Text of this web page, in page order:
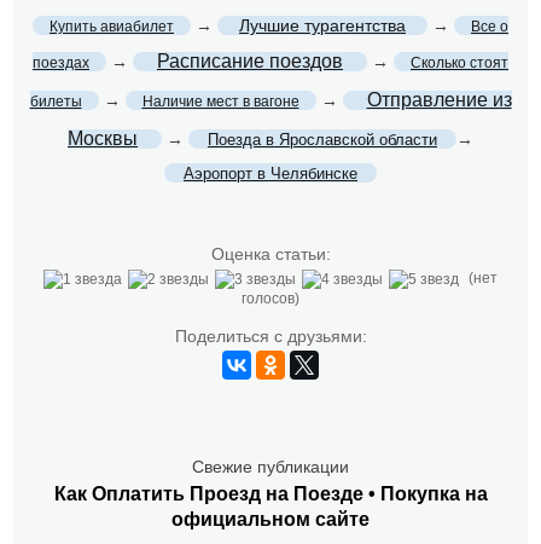
Купить авиабилет → Лучшие турагентства → Все о
поездах → Расписание поездов → Сколько стоят
билеты → Наличие мест в вагоне →
Отправление из
Москвы
→ Поезда в Ярославской области →
Аэропорт в Челябинске
Оценка статьи:
(нет
голосов)
Поделиться с друзьями:
Свежие публикации
Как Оплатить Проезд на Поезде • Покупка на
официальном сайте